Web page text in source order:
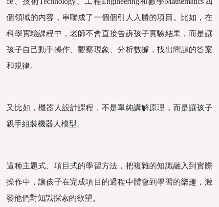
個領域的内容，串聯成了一個個引人入勝的項目。比如，在
科學實驗課程中，老師不會直接告訴孩子實驗結果，而是讓
孩子自己動手操作、觀察現象、分析數據，找出問題的答案
和規律。
又比如，機器人設計課程，不是單純講解原理，而是讓孩子
親手組裝機器人模型。
這種主題式、項目式的學習方法，把複雜的知識融入到實際
操作中，讓孩子在完成項目的過程中體會到學習的樂趣，激
發他們對知識探索的欲望。